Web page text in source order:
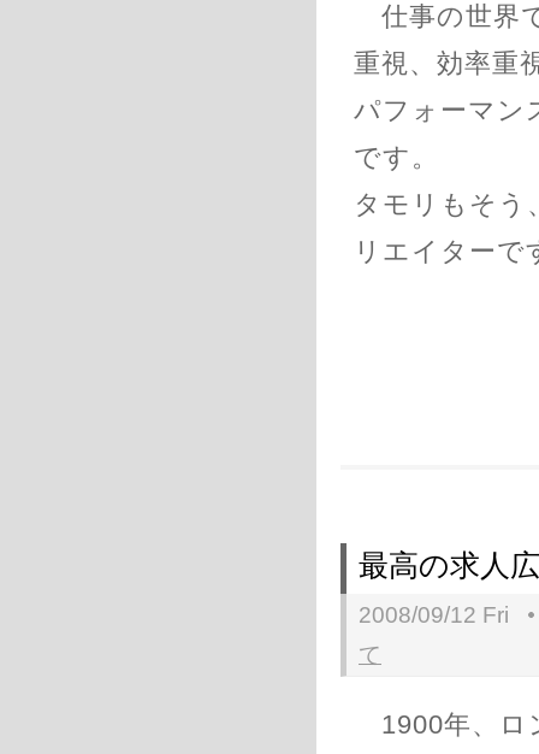
仕事の世界
重視、効率重
パフォーマン
です。
タモリもそう
リエイターで
最高の求人
2008/09/12 Fri
て
1900年、ロ